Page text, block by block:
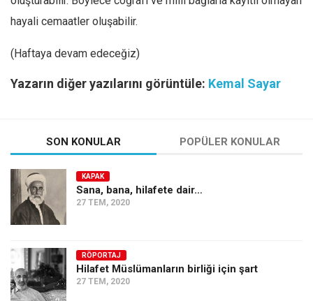
hayali cemaatler oluşabilir.
(Haftaya devam edeceğiz)
Yazarın diğer yazılarını görüntüle: Kemal Sayar
SON KONULAR POPÜLER KONULAR
KAPAK
Sana, bana, hilafete dair…
27 TEM, 2020
RÖPORTAJ
Hilafet Müslümanların birliği için şart
27 TEM, 2020